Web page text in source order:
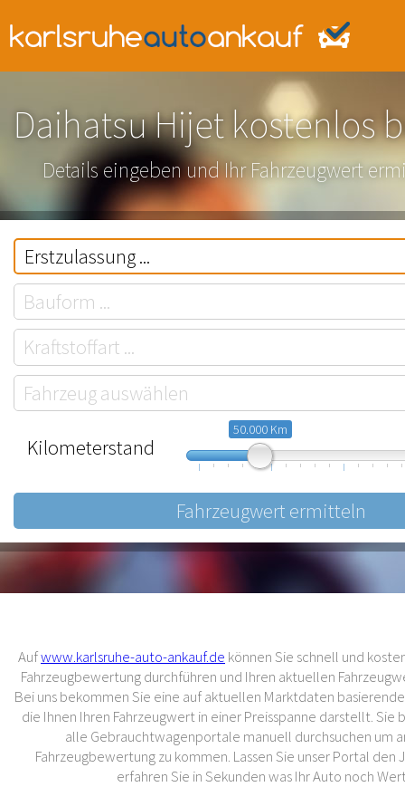
Daihatsu Hijet kostenlos
Details eingeben und Ihr Fahrzeugwert
Kilometerstand
50.000 Km
Aufwww.karlsruhe-auto-ankauf.de können Sie schnell und
Fahrzeugbewertung durchführen und Ihren aktuellen
Bei uns bekommen Sie eine auf aktuellen Marktdaten
die Ihnen Ihren Fahrzeugwert in einer Preisspanne darstellt. Sie
alle Gebrauchtwagenportale manuell durchsuchen um
Fahrzeugbewertung zu kommen. Lassen Sie unser Portal den
erfahren Sie in Sekunden was Ihr Auto noch